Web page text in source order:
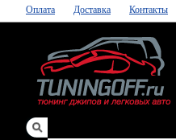
Оплата Доставка Контакты